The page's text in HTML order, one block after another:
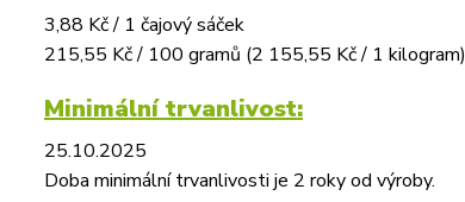
3,88 Kč / 1 čajový sáček
215,55 Kč / 100 gramů (2 155,55 Kč / 1 kilogram)
Minimální trvanlivost:
25.10.2025
Doba minimální trvanlivosti je 2 roky od výroby.